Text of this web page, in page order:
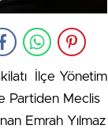
İlçe Yönetim
Partiden Meclis
Emrah Yılmaz